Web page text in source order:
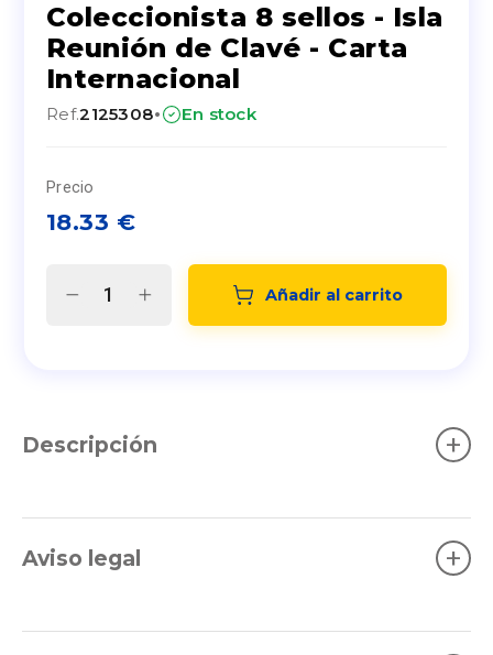
Coleccionista 8 sellos - Isla
Reunión de Clavé - Carta
Internacional
Ref.2125308· En stock
Precio
18.33 €
Añadir al carrito
Descripción +
Aviso legal +